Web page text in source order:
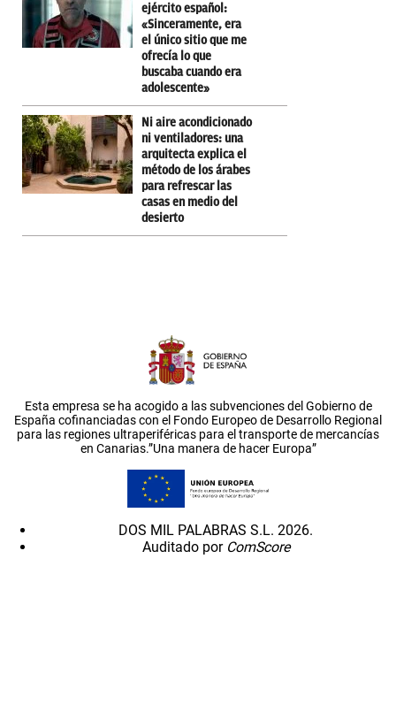
ejército español:
«Sinceramente, era
el único sitio que me
ofrecía lo que
buscaba cuando era
adolescente»
Ni aire acondicionado
ni ventiladores: una
arquitecta explica el
método de los árabes
para refrescar las
casas en medio del
desierto
Esta empresa se ha acogido a las subvenciones del Gobierno de
España cofinanciadas con el Fondo Europeo de Desarrollo Regional
para las regiones ultraperiféricas para el transporte de mercancías
en Canarias.”Una manera de hacer Europa”
DOS MIL PALABRAS S.L. 2026.
Auditado por ComScore